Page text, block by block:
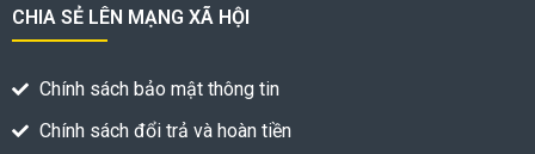
CHIA SẺ LÊN MẠNG XÃ HỘI
Chính sách bảo mật thông tin
Chính sách đổi trả và hoàn tiền